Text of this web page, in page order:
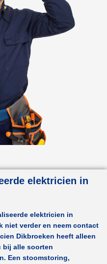
elektricien in
elektricien in
niet verder en neem contact
Dikbroeken heeft alleen
bij alle soorten
Een stoomstoring,